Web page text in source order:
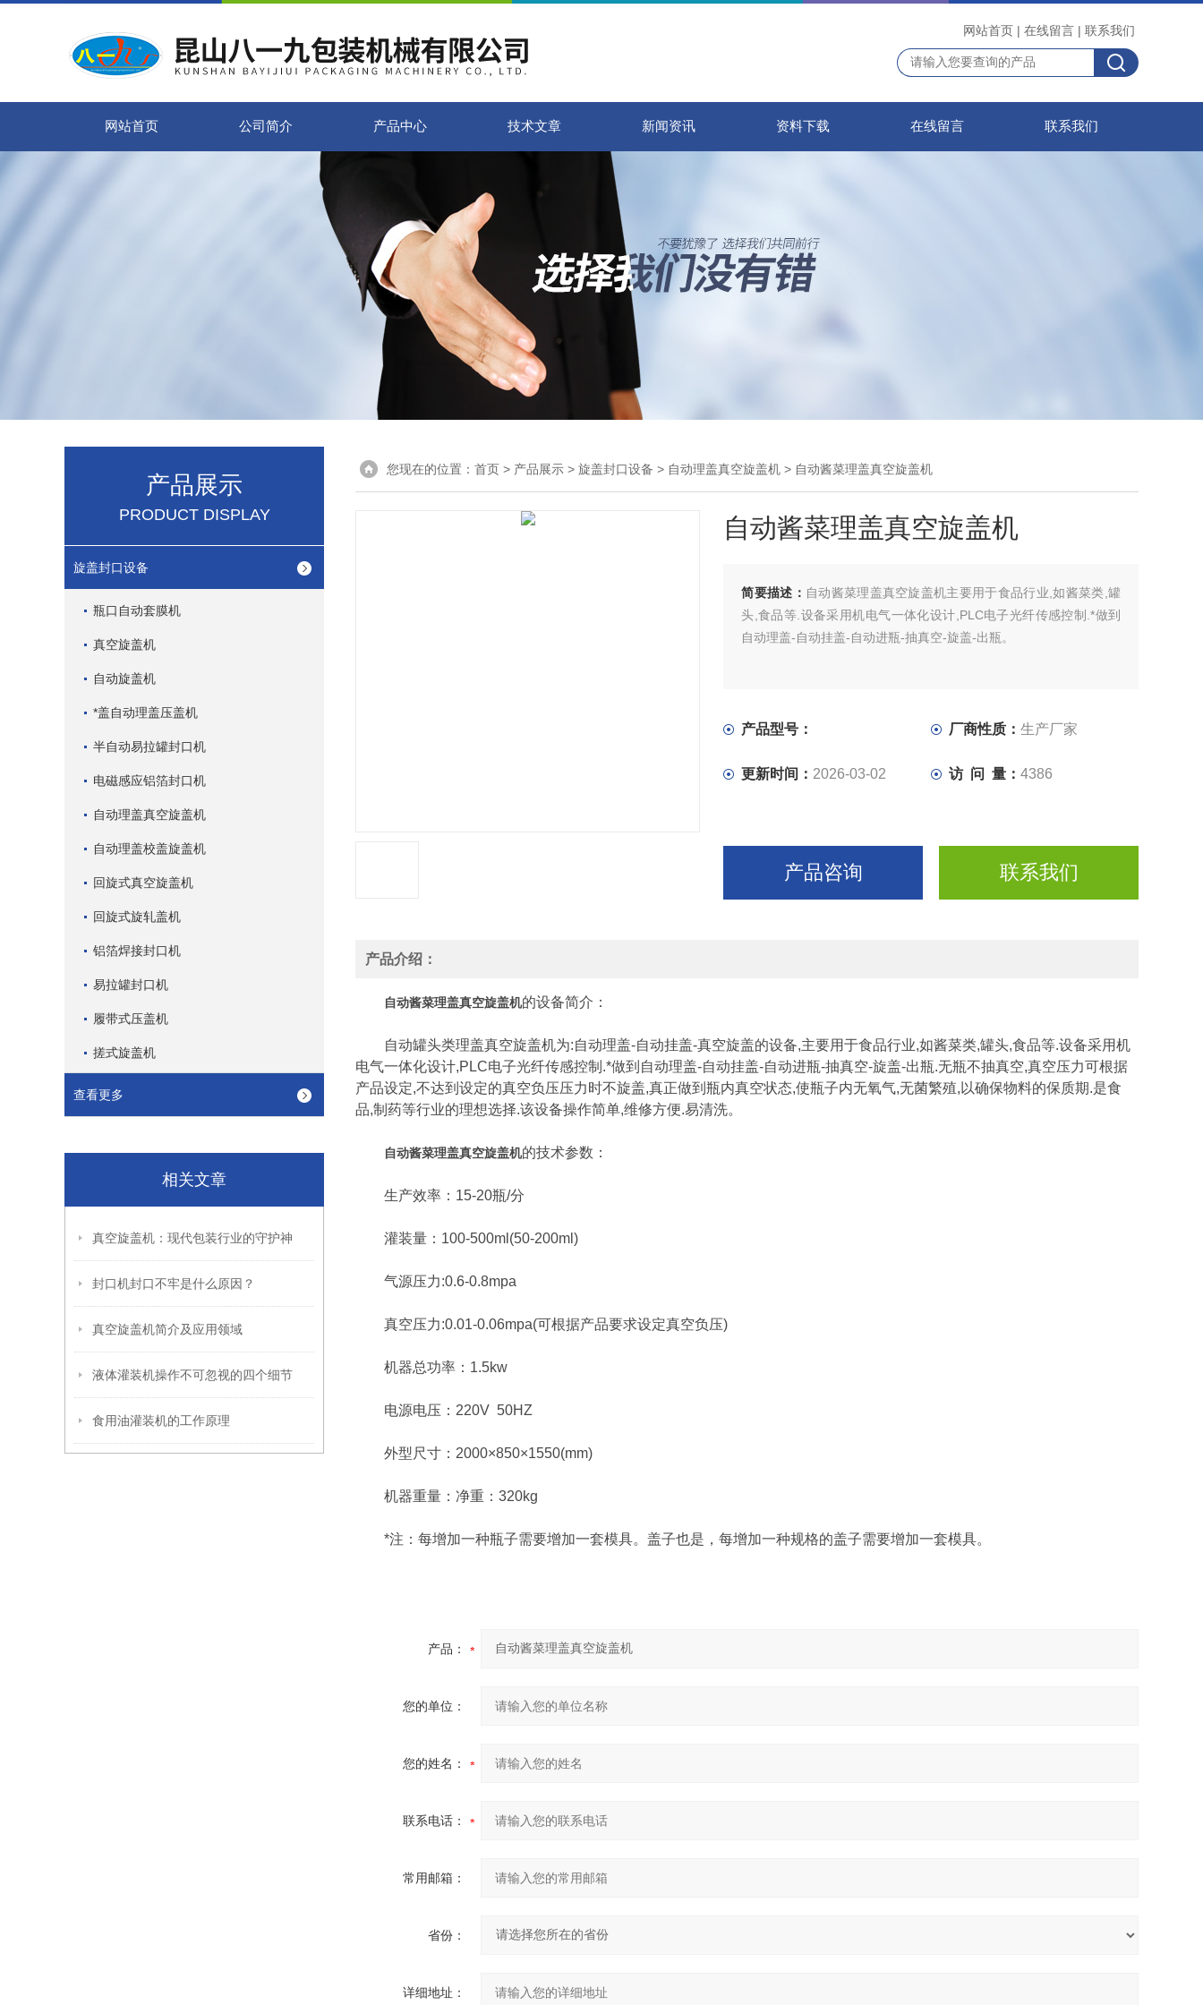
网站首页 | 在线留言 | 联系我们
网站首页 公司简介 产品中心 技术文章 新闻资讯 资料下载 在线留言 联系我们
产品展示
PRODUCT DISPLAY
旋盖封口设备
瓶口自动套膜机
真空旋盖机
自动旋盖机
*盖自动理盖压盖机
半自动易拉罐封口机
电磁感应铝箔封口机
自动理盖真空旋盖机
自动理盖校盖旋盖机
回旋式真空旋盖机
回旋式旋轧盖机
铝箔焊接封口机
易拉罐封口机
履带式压盖机
搓式旋盖机
查看更多
相关文章
真空旋盖机：现代包装行业的守护神
封口机封口不牢是什么原因？
真空旋盖机简介及应用领域
液体灌装机操作不可忽视的四个细节
食用油灌装机的工作原理
您现在的位置： 首页 > 产品展示 > 旋盖封口设备 > 自动理盖真空旋盖机 > 自动酱菜理盖真空旋盖机
自动酱菜理盖真空旋盖机
简要描述： 自动酱菜理盖真空旋盖机主要用于食品行业,如酱菜类,罐
头,食品等.设备采用机电气一体化设计,PLC电子光纤传感控制.*做到
自动理盖-自动挂盖-自动进瓶-抽真空-旋盖-出瓶。
产品型号： 厂商性质：生产厂家
更新时间： 2026-03-02 访 问 量：4386
产品咨询 联系我们
产品介绍：
自动酱菜理盖真空旋盖机的设备简介：
自动罐头类理盖真空旋盖机为:自动理盖-自动挂盖-真空旋盖的设备,主要用于食品行业,如酱菜类,罐头,食品等.设备采用机
电气一体化设计,PLC电子光纤传感控制.*做到自动理盖-自动挂盖-自动进瓶-抽真空-旋盖-出瓶.无瓶不抽真空,真空压力可根据
产品设定,不达到设定的真空负压压力时不旋盖,真正做到瓶内真空状态,使瓶子内无氧气,无菌繁殖,以确保物料的保质期.是食
品,制药等行业的理想选择.该设备操作简单,维修方便.易清洗。
自动酱菜理盖真空旋盖机的技术参数：
生产效率：15-20瓶/分
灌装量：100-500ml(50-200ml)
气源压力:0.6-0.8mpa
真空压力:0.01-0.06mpa(可根据产品要求设定真空负压)
机器总功率：1.5kw
电源电压：220V 50HZ
外型尺寸：2000×850×1550(mm)
机器重量：净重：320kg
*注：每增加一种瓶子需要增加一套模具。盖子也是，每增加一种规格的盖子需要增加一套模具。
产品：
您的单位：
您的姓名：
联系电话：
常用邮箱：
省份：
详细地址：